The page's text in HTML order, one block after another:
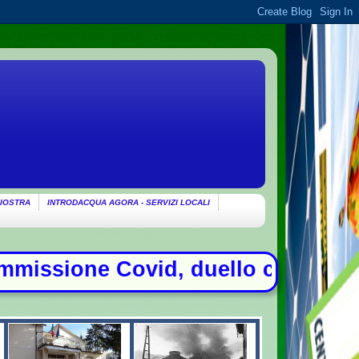
INTRODACQUA AGORA - SERVIZI LOCALI
con Meloni - Patto di